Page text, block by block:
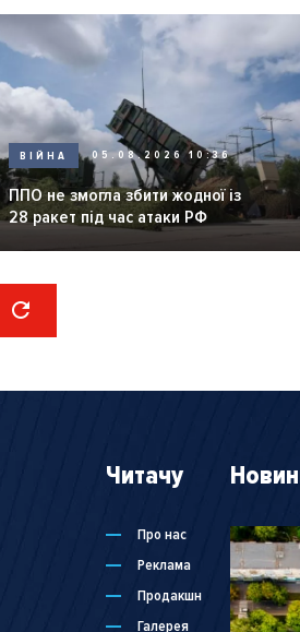
ВІЙНА 05.08.2026 10:36
ППО не змогла збити жодної із
28 ракет під час атаки РФ
Читачу
Про нас
Реклама
Продакшн
Галерея